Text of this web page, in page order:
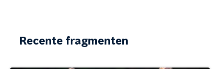
Recente fragmenten